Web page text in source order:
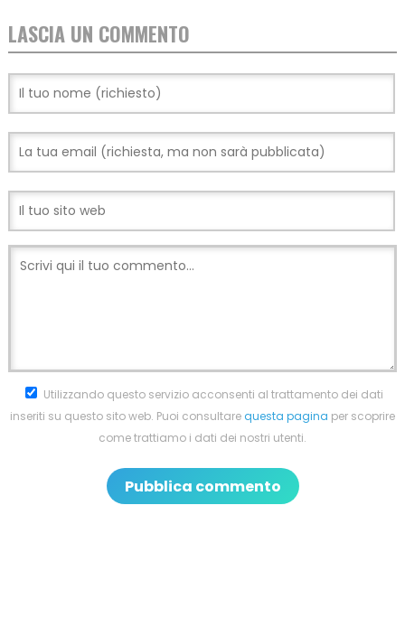
LASCIA UN COMMENTO
Utilizzando questo servizio acconsenti al trattamento dei dati
inseriti su questo sito web. Puoi consultarequesta pagina per scoprire
come trattiamo i dati dei nostri utenti.